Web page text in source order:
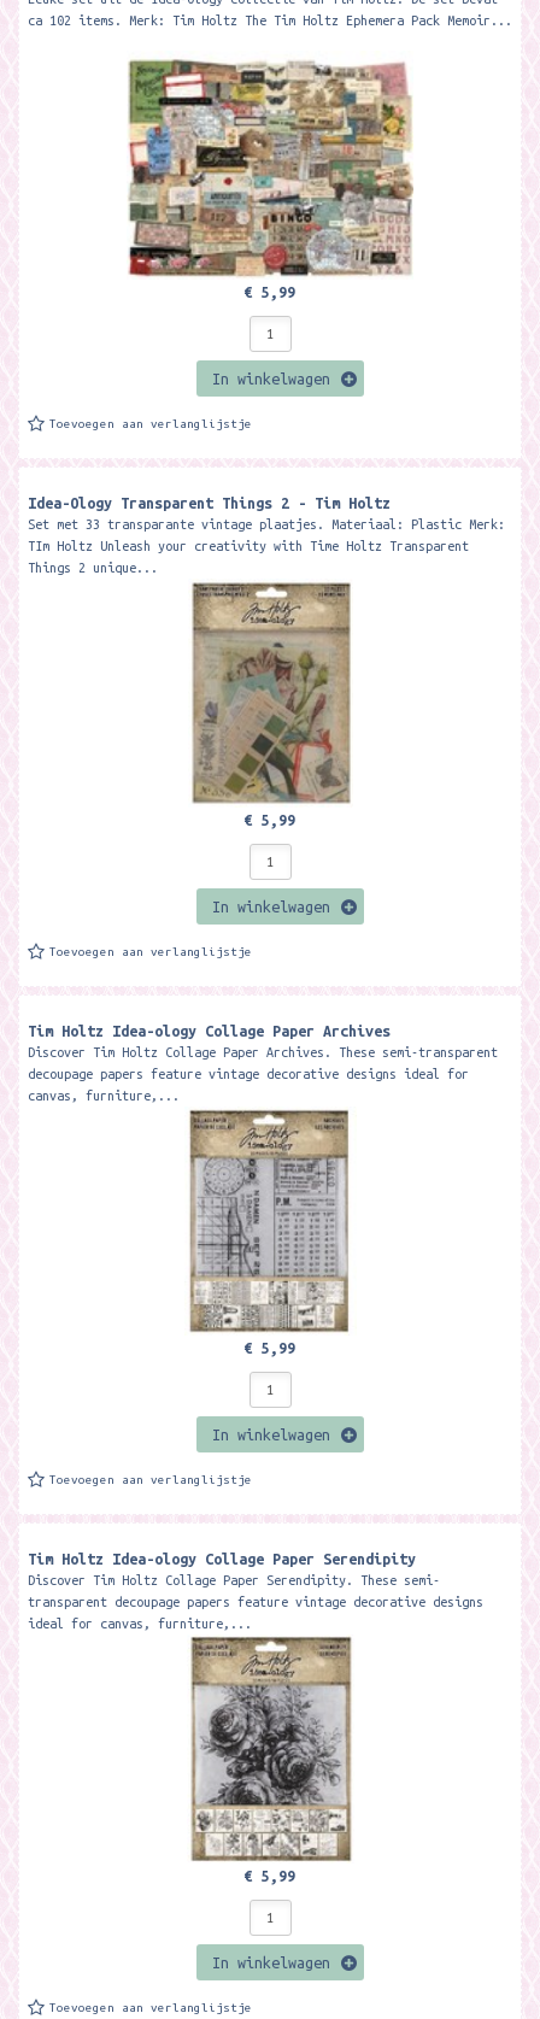
ca 102 items. Merk: Tim Holtz The Tim Holtz Ephemera Pack Memoir...
€ 5,99
In winkelwagen
Toevoegen aan verlanglijstje
Idea-Ology Transparent Things 2 - Tim Holtz
Set met 33 transparante vintage plaatjes. Materiaal: Plastic Merk:
TIm Holtz Unleash your creativity with Time Holtz Transparent
Things 2 unique...
€ 5,99
In winkelwagen
Toevoegen aan verlanglijstje
Tim Holtz Idea-ology Collage Paper Archives
Discover Tim Holtz Collage Paper Archives. These semi-transparent
decoupage papers feature vintage decorative designs ideal for
canvas, furniture,...
€ 5,99
In winkelwagen
Toevoegen aan verlanglijstje
Tim Holtz Idea-ology Collage Paper Serendipity
Discover Tim Holtz Collage Paper Serendipity. These semi-
transparent decoupage papers feature vintage decorative designs
ideal for canvas, furniture,...
€ 5,99
In winkelwagen
Toevoegen aan verlanglijstje